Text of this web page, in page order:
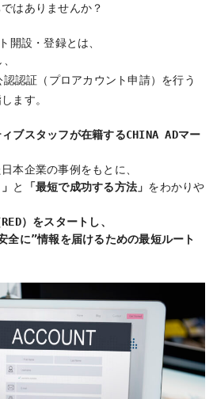
はありませんか？
開設・登録とは、
認証（プロアカウント申請）を行う
ます。
ブスタッフが在籍するCHINA ADマー
本企業の事例をもとに、
と 「最短で成功する方法」 をわかりや
）をスタートし、
全に”情報を届けるための最短ルート